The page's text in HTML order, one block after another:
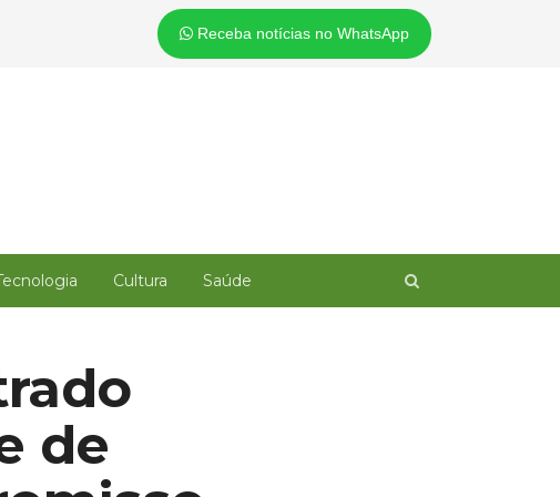
Receba notícias no WhatsApp
Cultura Saúde
de